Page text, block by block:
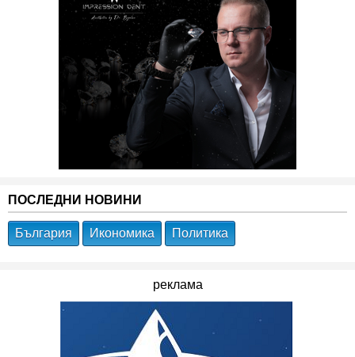
ПОСЛЕДНИ НОВИНИ
България Икономика Политика
реклама